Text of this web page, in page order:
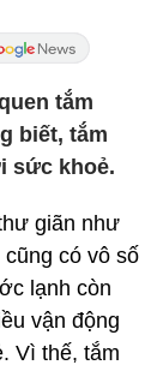
tắm
biết, tắm
sức khoẻ.
giãn như
có vô số
lạnh còn
vận động
Vì thế, tắm